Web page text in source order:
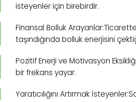
isteyenler için birebirdir.
Finansal Bolluk
taşındığında bolluk enerjisini
Pozitif Enerji ve Motivasyon
bir frekans yayar.
Yaratıcılığını Artırmak